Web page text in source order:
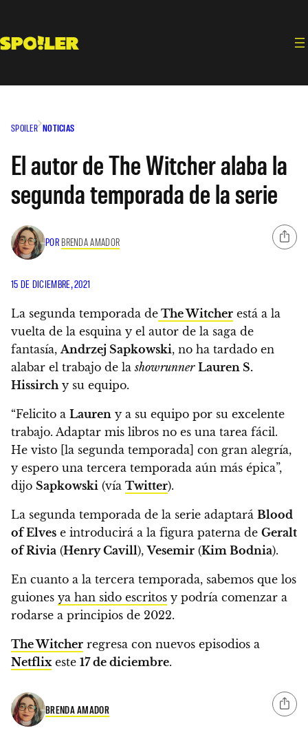
contenido
SPOILER NOTICIAS
El autor de The Witcher alaba la
segunda temporada de la serie
POR BRENDA AMADOR
15 DE DICIEMBRE, 2021
La segunda temporada de The Witcher está a la
vuelta de la esquina y el autor de la saga de
fantasía,Andrzej Sapkowski, no ha tardado en
alabar el trabajo de lashowrunner Lauren S.
Hissirchy su equipo.
“Felicito a Lauren y a su equipo por su excelente
trabajo. Adaptar mis libros no es una tarea fácil.
He visto [la segunda temporada] con gran alegría,
y espero una tercera temporada aún más épica”,
dijo Sapkowski (vía Twitter).
La segunda temporada de la serie adaptará Blood
of Elves e introducirá a la figura paterna de Geralt
of Rivia (Henry Cavill),Vesemir (Kim Bodnia).
En cuanto a la tercera temporada, sabemos que los
guiones ya han sido escritos y podría comenzar a
rodarse a principios de 2022.
The Witcher regresa con nuevos episodios a
Netflixeste 17 de diciembre.
BRENDA AMADOR